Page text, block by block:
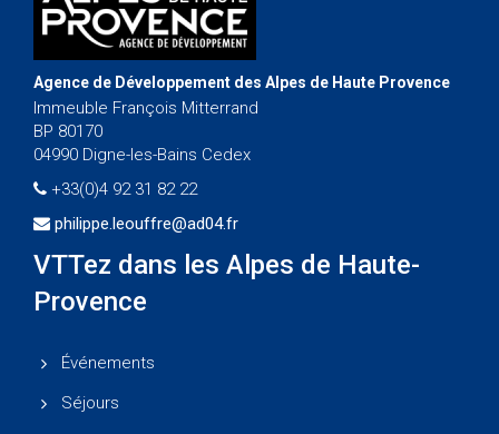
Agence de Développement des Alpes de Haute Provence
Immeuble François Mitterrand
BP 80170
04990 Digne-les-Bains Cedex
+33(0)4 92 31 82 22
philippe.leouffre@ad04.fr
VTTez dans les Alpes de Haute-
Provence
Événements
Séjours